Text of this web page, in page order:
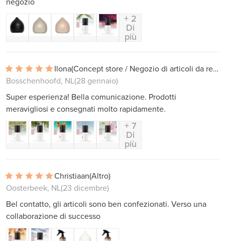
+ 2
Di
più
Ilona
(Concept store / Negozio di articoli da regalo)
Bosschenhoofd, NL(28 gennaio)
Super esperienza! Bella comunicazione. Prodotti
meravigliosi e consegnati molto rapidamente.
+ 7
Di
più
Christiaan(Altro)
Oosterbeek, NL(23 dicembre)
Bel contatto, gli articoli sono ben confezionati. Verso una
collaborazione di successo